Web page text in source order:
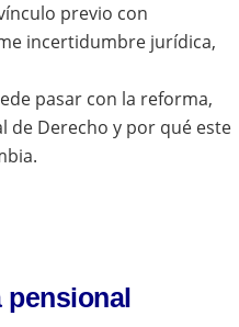
previo con
incertidumbre jurídica,
pasar con la reforma,
de Derecho y por qué este
pensional